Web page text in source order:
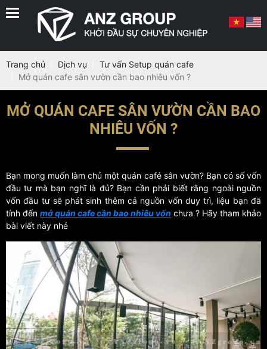
Trang chủ Dịch vụ
Tư vấn Setup quán cafe
Mở quán cafe sân vườn cần bao nhiêu vốn ?
MỞ QUÁN CAFE SÂN VƯỜN CẦN BAO
NHIÊU VỐN ?
Bạn mong muốn làm chủ một quán café sân vườn? Bạn có số vốn
đầu tư mà bạn nghĩ là đủ? Bạn cần phải biết rằng ngoài nguồn
vốn đầu tư sẽ phát sinh thêm cả nguồn vốn duy trì, liệu bạn đã
tính đến mở quán cafe cần bao nhiêu vốn chưa ? Hãy tham khảo
bài viết này nhé